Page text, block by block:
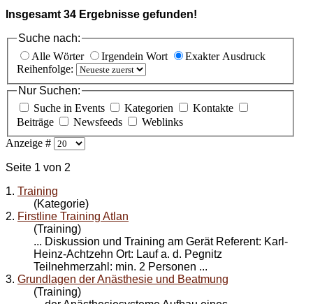
Insgesamt 34 Ergebnisse gefunden!
Suche nach:
Alle Wörter
Irgendein Wort
Exakter Ausdruck
Reihenfolge:
Nur Suchen:
Suche in Events
Kategorien
Kontakte
Beiträge
Newsfeeds
Weblinks
Anzeige #
Seite 1 von 2
1. Training
(Kategorie)
2. Firstline Training Atlan
(Training)
... Diskussion und Training am Gerät Referent: Karl-
Heinz-Achtzehn Ort: Lauf a. d. Pegnitz
Teilnehmerzahl: min. 2 Personen ...
3. Grundlagen der Anästhesie und Beatmung
(Training)